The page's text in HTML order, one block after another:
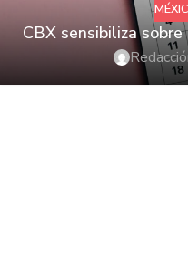
CBX sensibiliza